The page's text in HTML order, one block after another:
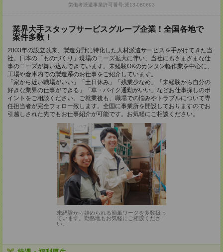
労働者派遣事業許可番号:派13-080693
業界大手スタッフサービスグループ企業！全国各地で
案件多数！
2003年の設立以来、製造分野に特化した人材派遣サービスを手がけてきた当
社。日本の「ものづくり」現場のニーズ拡大に伴い、当社にもさまざまな仕
事のニーズが舞い込んできています。未経験OKのカンタン軽作業を中心に、
工場や倉庫内での製造系のお仕事をご紹介しています。
「家から近い職場がいい」「土日休み」「残業少なめ」「未経験から自分の
好きな業界の仕事ができる」「車・バイク通勤がいい」などお仕事探しのポ
イントをご相談ください。ご就業後も、職場での悩みやトラブルについて専
任担当者が完全フォロー致します。全国に事業所を開設しておりますのでお
引越しされた先でもお仕事紹介が可能です。お気軽にご相談ください。
未経験から始められる簡単ワークを多数扱っ
ています。勤務地もお気軽にご相談くださ
い。